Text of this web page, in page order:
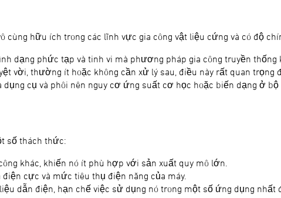
hữu ích trong các lĩnh vực gia công vật liệu cứng và có độ
dạng phức tạp và tinh vi mà phương pháp gia công truyền
vời, thường ít hoặc không cần xử lý sau, điều này rất quan trọng
dụng cụ và phôi nên nguy cơ ứng suất cơ học hoặc biến dạng ở bộ
số thách thức:
khác, khiến nó ít phù hợp với sản xuất quy mô lớn.
cực và mức tiêu thụ điện năng của máy.
dẫn điện, hạn chế việc sử dụng nó trong một số ứng dụng nhất